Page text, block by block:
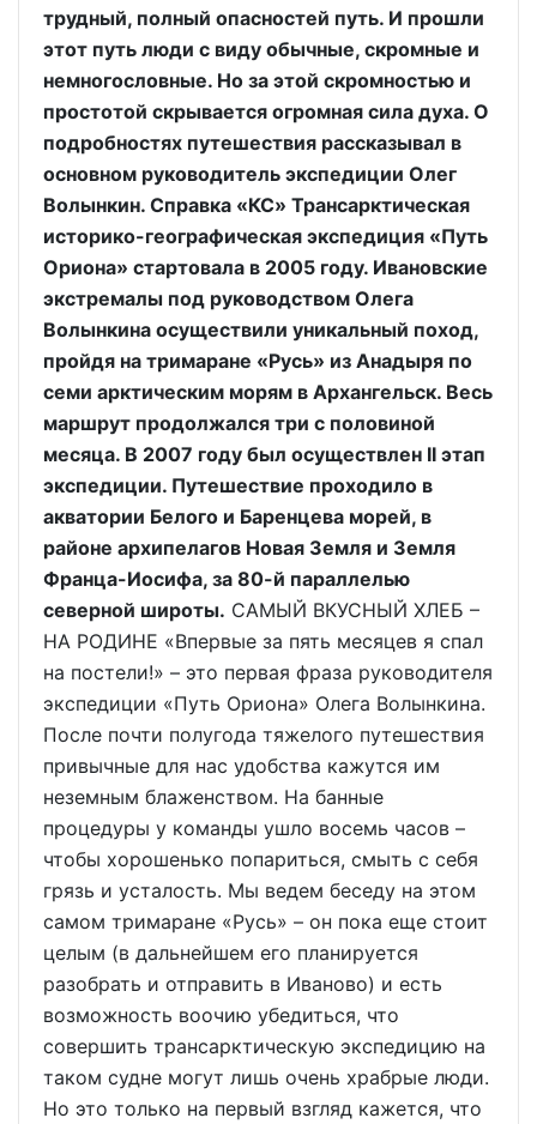
трудный, полный опасностей путь. И прошли
этот путь люди с виду обычные, скромные и
немногословные. Но за этой скромностью и
простотой скрывается огромная сила духа. О
подробностях путешествия рассказывал в
основном руководитель экспедиции Олег
Волынкин. Справка «КС» Трансарктическая
историко-географическая экспедиция «Путь
Ориона» стартовала в 2005 году. Ивановские
экстремалы под руководством Олега
Волынкина осуществили уникальный поход,
пройдя на тримаране «Русь» из Анадыря по
семи арктическим морям в Архангельск. Весь
маршрут продолжался три с половиной
месяца. В 2007 году был осуществлен II этап
экспедиции. Путешествие проходило в
акватории Белого и Баренцева морей, в
районе архипелагов Новая Земля и Земля
Франца-Иосифа, за 80-й параллелью
северной широты. САМЫЙ ВКУСНЫЙ ХЛЕБ –
НА РОДИНЕ «Впервые за пять месяцев я спал
на постели!» – это первая фраза руководителя
экспедиции «Путь Ориона» Олега Волынкина.
После почти полугода тяжелого путешествия
привычные для нас удобства кажутся им
неземным блаженством. На банные
процедуры у команды ушло восемь часов –
чтобы хорошенько попариться, смыть с себя
грязь и усталость. Мы ведем беседу на этом
самом тримаране «Русь» – он пока еще стоит
целым (в дальнейшем его планируется
разобрать и отправить в Иваново) и есть
возможность воочию убедиться, что
совершить трансарктическую экспедицию на
таком судне могут лишь очень храбрые люди.
Но это только на первый взгляд кажется, что